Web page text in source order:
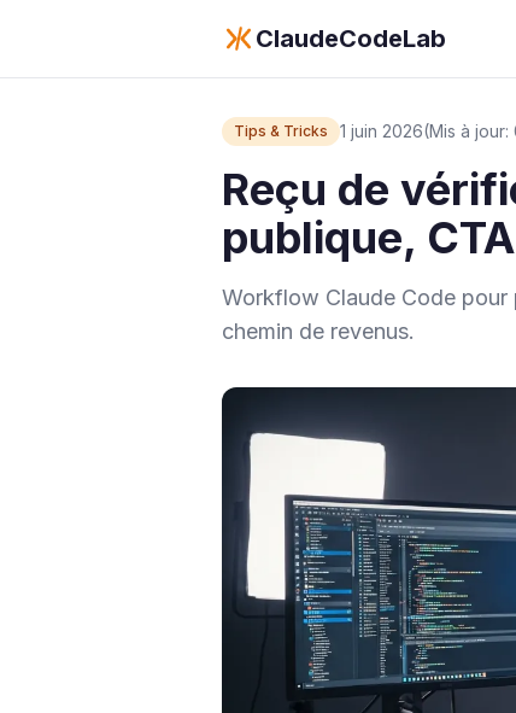
ClaudeCodeLab
Tips & Tricks 1 juin 2026(Mis à
Reçu de
publique,
Workflow Claude Code pour
chemin de revenus.